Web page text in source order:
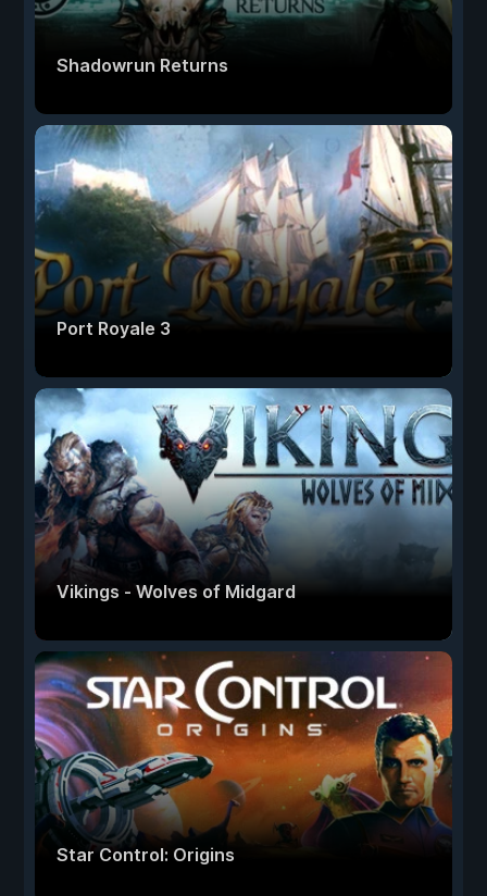
Shadowrun Returns
Port Royale 3
Vikings - Wolves of Midgard
Star Control: Origins